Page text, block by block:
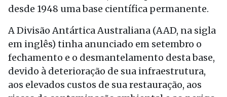
desde 1948 uma base científica permanente.
A Divisão Antártica Australiana (AAD, na sigla
em inglês) tinha anunciado em setembro o
fechamento e o desmantelamento desta base,
devido à deterioração de sua infraestrutura,
aos elevados custos de sua restauração, aos